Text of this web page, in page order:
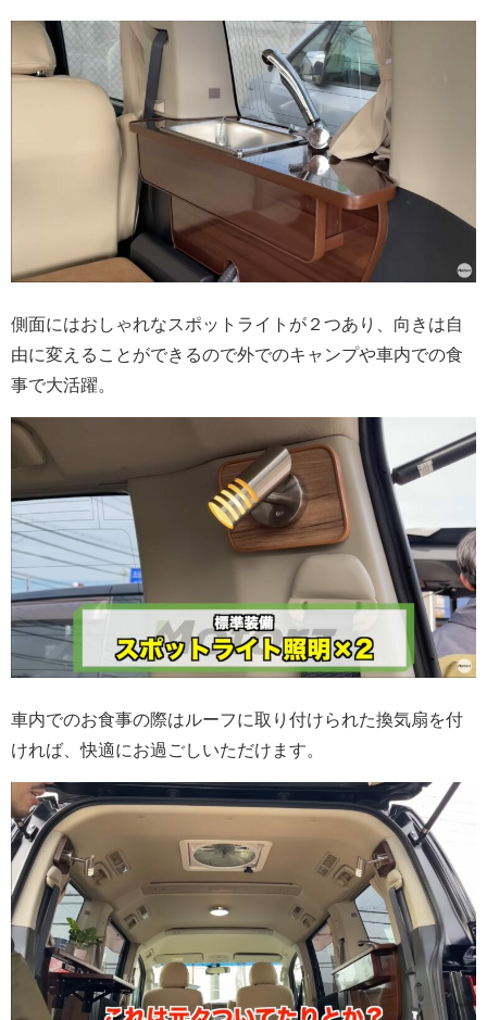
側面にはおしゃれなスポットライトが２つあり、向きは自
由に変えることができるので外でのキャンプや車内での食
事で大活躍。
車内でのお食事の際はルーフに取り付けられた換気扇を付
ければ、快適にお過ごしいただけます。